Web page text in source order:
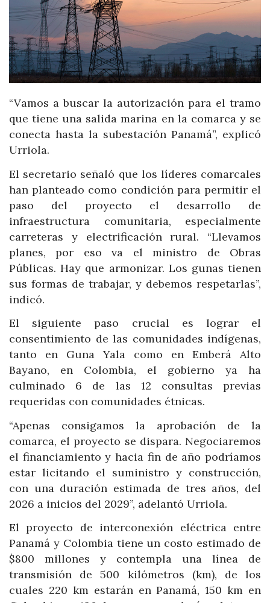
“Vamos a buscar la autorización para el tramo
que tiene una salida marina en la comarca y se
conecta hasta la subestación Panamá”, explicó
Urriola.
El secretario señaló que los líderes comarcales
han planteado como condición para permitir el
paso del proyecto el desarrollo de
infraestructura comunitaria, especialmente
carreteras y electrificación rural. “Llevamos
planes, por eso va el ministro de Obras
Públicas. Hay que armonizar. Los gunas tienen
sus formas de trabajar, y debemos respetarlas”,
indicó.
El siguiente paso crucial es lograr el
consentimiento de las comunidades indígenas,
tanto en Guna Yala como en Emberá Alto
Bayano, en Colombia, el gobierno ya ha
culminado 6 de las 12 consultas previas
requeridas con comunidades étnicas.
“Apenas consigamos la aprobación de la
comarca, el proyecto se dispara. Negociaremos
el financiamiento y hacia fin de año podríamos
estar licitando el suministro y construcción,
con una duración estimada de tres años, del
2026 a inicios del 2029”, adelantó Urriola.
El proyecto de interconexión eléctrica entre
Panamá y Colombia tiene un costo estimado de
$800 millones y contempla una línea de
transmisión de 500 kilómetros (km), de los
cuales 220 km estarán en Panamá, 150 km en